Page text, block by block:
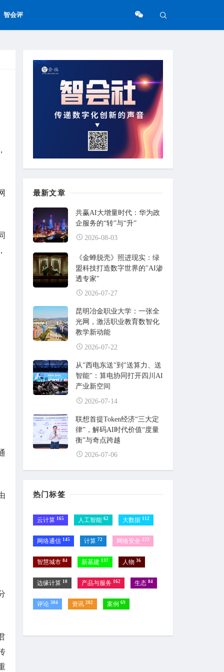
智会评
最新文章
共赢AI大增量时代：华为政
企服务的“转”与“升”
2026-08-03
《金蝉脱壳》照进现实：绿
盟科技打造数字世界的"AI渗
透专家"
2026-07-27
昆明冶金职业大学：一张全
光网，激活职业教育数智化
教学新动能
2026-07-22
从"西电东送"到"送算力、送
智能"：算电协同打开四川AI
产业新空间
2026-07-14
联想首提Token经济“三大定
律”，解码AI时代价值“度量
衡”与奇点跨越
2026-07-06
热门标签
云计算 165 人工智能 62 大数据 112
网络通信 145 计算 72 网络安全 223
智慧城市 84 新基建 137 人物 36
边缘计算 10 产品与服务 162 生态 84
评论 304 资讯 282 案例 69